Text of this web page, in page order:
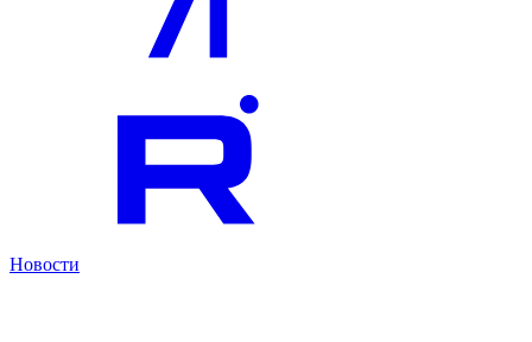
Новости